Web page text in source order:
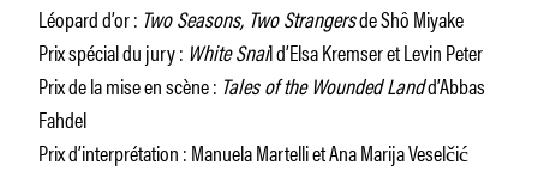
Léopard d’or : Two Seasons, Two Strangersde Shô Miyake
Prix spécial du jury : White Snail d’Elsa Kremser et Levin Peter
Prix de la mise en scène : Tales of the Wounded Landd’Abbas
Fahdel
Prix d’interprétation : Manuela Martelli et Ana Marija Veselčić